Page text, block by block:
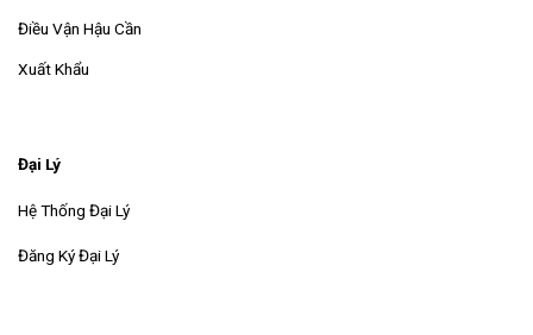
Điều Vận Hậu Cần
Xuất Khẩu
Đại Lý
Hệ Thống Đại Lý
Đăng Ký Đại Lý